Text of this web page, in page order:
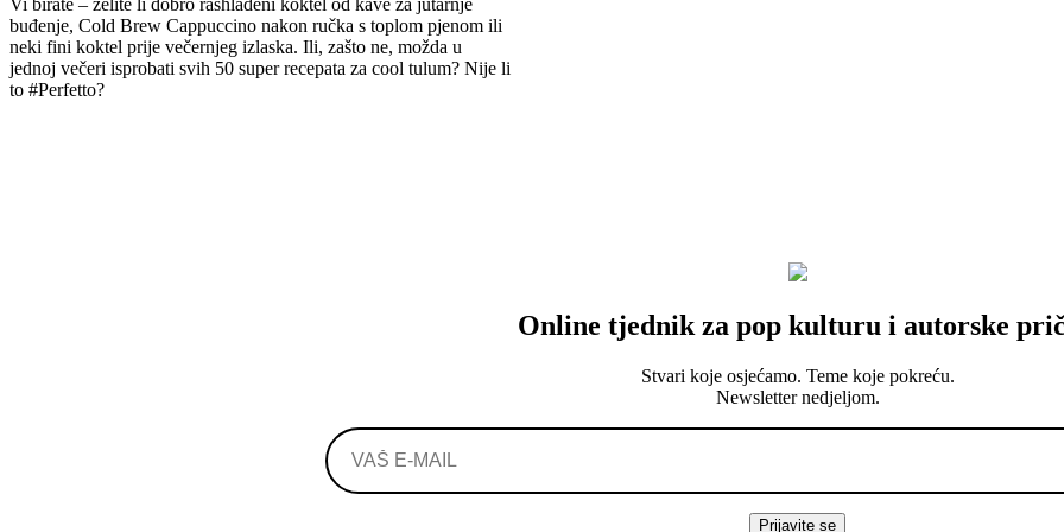
buđenje, Cold Brew Cappuccino nakon ručka s toplom pjenom ili
neki fini koktel prije večernjeg izlaska. Ili, zašto ne, možda u
jednoj večeri isprobati svih 50 super recepata za cool tulum? Nije li
to #Perfetto?
Online tjednik za pop kulturu i autorske
Stvari koje osjećamo. Teme koje pokreću.
Newsletter nedjeljom.